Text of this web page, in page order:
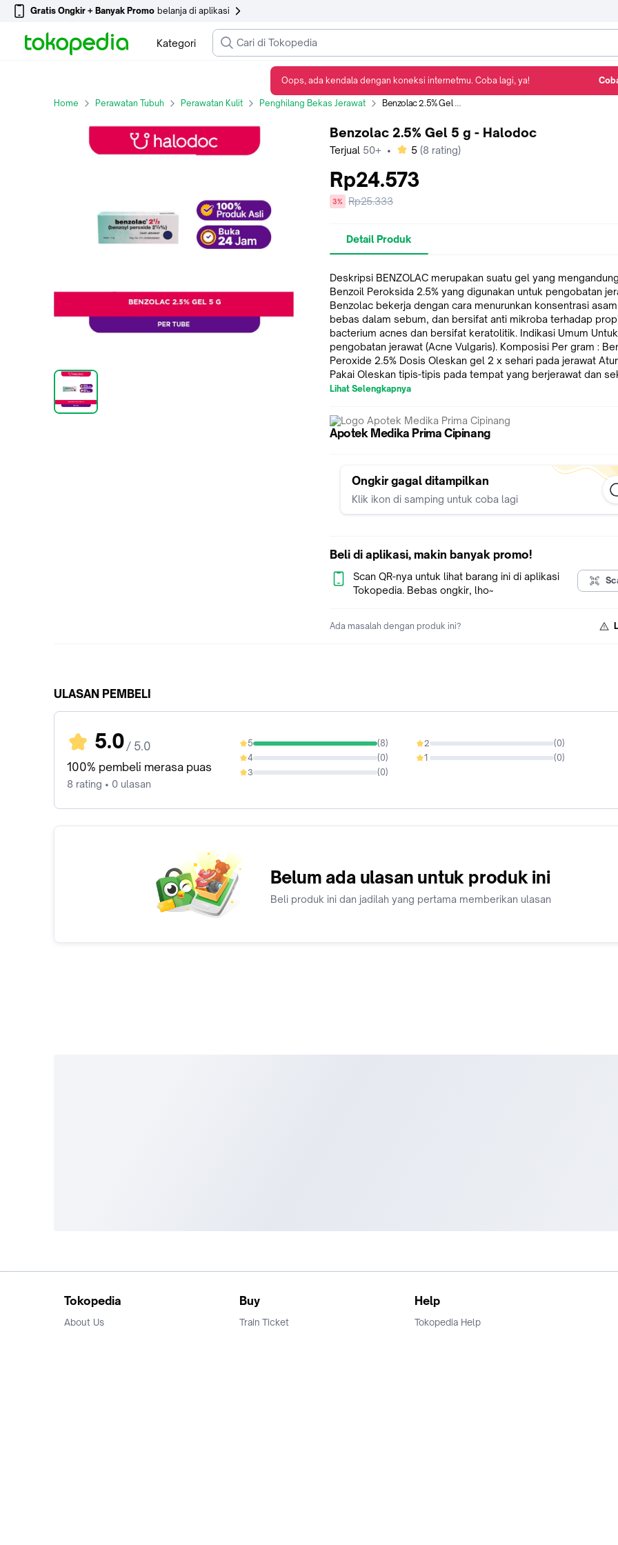
Gratis Ongkir + Banyak Promo belanja di aplikasi
Kategori
Home Perawatan Tubuh Perawatan Kulit Penghilang Bekas Jerawat Benzolac 2.5% Gel 5 g - Halodoc
Benzolac 2.5% Gel 5 g - Halodoc
Terjual 50+ • bintang
5 (8 rating)
Rp24.573
diskon
3%
Harga
Rp25.333
Detail Produk
Deskripsi BENZOLAC merupakan suatu gel yang mengandung
Benzoil Peroksida 2.5% yang digunakan untuk pengobatan
Benzolac bekerja dengan cara menurunkan konsentrasi
bebas dalam sebum, dan bersifat anti mikroba terhadap
bacterium acnes dan bersifat keratolitik. Indikasi Umum Untuk
pengobatan jerawat (Acne Vulgaris). Komposisi Per gram : Benzoyl
Peroxide 2.5% Dosis Oleskan gel 2 x sehari pada jerawat Aturan
Pakai Oleskan tipis-tipis pada tempat yang berjerawat dan
dan hindarkan pemakaian secara berlebihan. Produsen Surya
DTL9028600828B1 Kemasan: Dus, Tube @ 5 g Aturan Pakai Oleskan
tipis-tipis pada tempat yang berjerawat dan sekitarnya dan
pemakaian secara berlebihan. Obat Bebas Terbatas (Biru)
hindarkan pemakaian secara berlebihan. Obat Bebas Terbatas
Lihat Selengkapnya
Apotek Medika Prima Cipinang
Ongkir gagal ditampilkan
Klik ikon di samping untuk coba lagi
Beli di aplikasi, makin banyak promo!
Scan QR-nya untuk lihat barang ini di aplikasi
Tokopedia. Bebas ongkir, lho~
Ada masalah dengan produk ini?
ULASAN PEMBELI
5.0 / 5.0
100% pembeli merasa puas
8 rating • 0 ulasan
5 (8)
100%
4 (0)
0%
3 (0)
0%
2 (0)
0%
1 (0)
0%
Belum ada ulasan untuk produk ini
Beli produk ini dan jadilah yang pertama memberikan ulasan
Tokopedia
About Us
Buy
Train Ticket
Help
Tokopedia Help
Oops, ada kendala dengan koneksi internetmu. Coba lagi, ya!